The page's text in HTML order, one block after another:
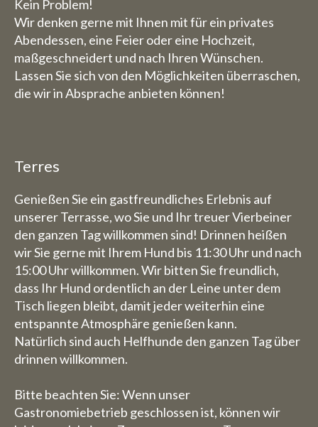
Kein Problem!
Wir denken gerne mit Ihnen mit für ein privates
Abendessen, eine Feier oder eine Hochzeit,
maßgeschneidert und nach Ihren Wünschen.
Lassen Sie sich von den Möglichkeiten überraschen,
die wir in Absprache anbieten können!
Terres
Genießen Sie ein gastfreundliches Erlebnis auf
unserer Terrasse, wo Sie und Ihr treuer Vierbeiner
den ganzen Tag willkommen sind! Drinnen heißen
wir Sie gerne mit Ihrem Hund bis 11:30 Uhr und nach
15:00 Uhr willkommen. Wir bitten Sie freundlich,
dass Ihr Hund ordentlich an der Leine unter dem
Tisch liegen bleibt, damit jeder weiterhin eine
entspannte Atmosphäre genießen kann.
Natürlich sind auch Helfhunde den ganzen Tag über
drinnen willkommen.
Bitte beachten Sie: Wenn unser
Gastronomiebetrieb geschlossen ist, können wir